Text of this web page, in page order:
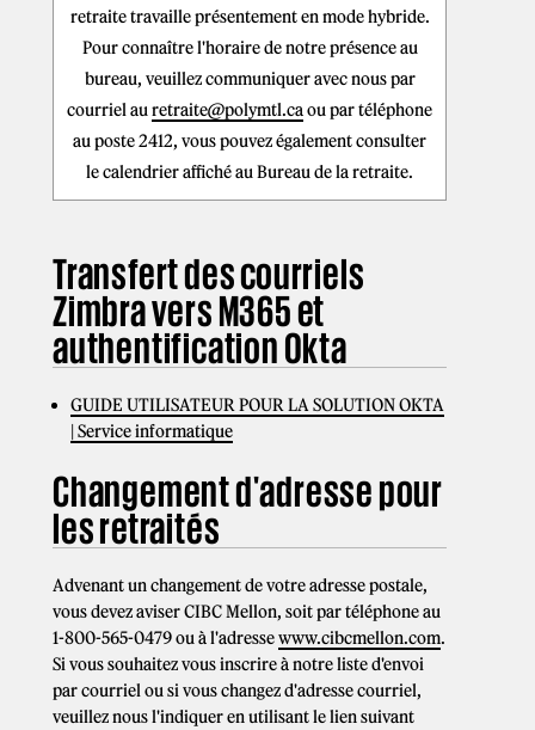
retraite travaille présentement en mode hybride.
Pour connaître l'horaire de notre présence au
bureau, veuillez communiquer avec nous par
courriel au retraite@polymtl.ca ou par téléphone
au poste 2412, vous pouvez également consulter
le calendrier affiché au Bureau de la retraite.
Transfert des courriels
Zimbra vers M365 et
authentification Okta
GUIDE UTILISATEUR POUR LA SOLUTION OKTA
| Service informatique
Changement d'adresse pour
les retraités
Advenant un changement de votre adresse postale,
vous devez aviser CIBC Mellon, soit par téléphone au
1-800-565-0479 ou à l'adressewww.cibcmellon.com.
Si vous souhaitez vous inscrire à notre liste d'envoi
par courriel ou si vous changez d'adresse courriel,
veuillez nous l'indiquer en utilisant le lien suivant